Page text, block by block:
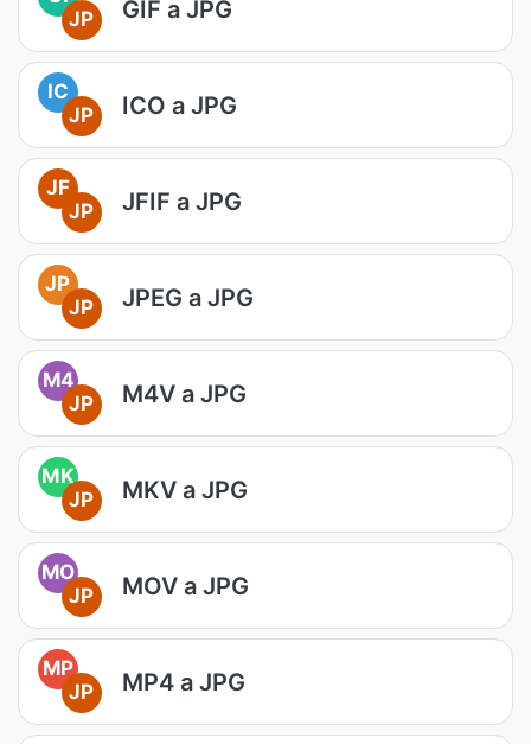
JP
GIF a JPG
IC
JP
ICO a JPG
JF
JP
JFIF a JPG
JP
JP
JPEG a JPG
M4
JP
M4V a JPG
MK
JP
MKV a JPG
MO
JP
MOV a JPG
MP
JP
MP4 a JPG